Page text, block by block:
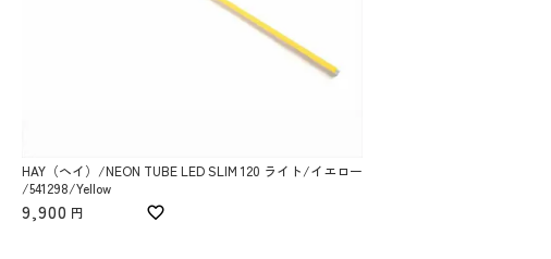
HAY（ヘイ）/NEON TUBE LED SLIM 120 ライト/イエロー
/541298/Yellow
9,900